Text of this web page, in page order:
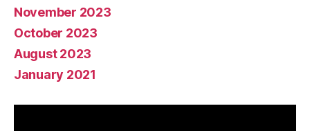
November 2023
October 2023
August 2023
January 2021